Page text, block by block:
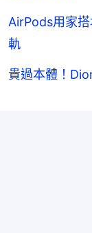
AirPods用家
軌
貴過本體！